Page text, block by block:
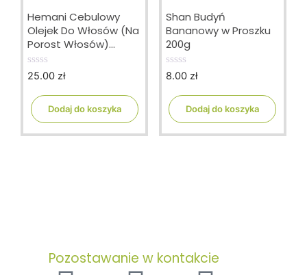
Hemani Cebulowy
Olejek Do Włosów (Na
Porost Włosów)
200ml
0
o
5
25.00 zł
Dodaj do koszyka
Shan Budyń
Bananowy w Proszku
200g
0
o
5
8.00 zł
Dodaj do koszyka
Pozostawanie w kontakcie